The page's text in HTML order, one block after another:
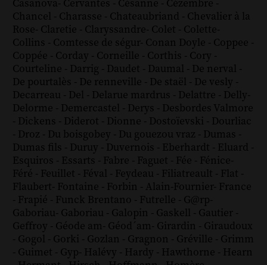
Casanova- Cervantes - Césanne - Cézembre -
Chancel - Charasse - Chateaubriand - Chevalier à la
Rose- Claretie - Claryssandre- Colet - Colette-
Collins - Comtesse de ségur- Conan Doyle - Coppee -
Coppée - Corday - Corneille - Corthis - Cory -
Courteline - Darrig - Daudet - Daumal - De nerval -
De pourtalès - De renneville - De staël - De vesly -
Decarreau - Del - Delarue mardrus - Delattre - Delly-
Delorme - Demercastel - Derys - Desbordes Valmore
- Dickens - Diderot - Dionne - Dostoïevski - Dourliac
- Droz - Du boisgobey - Du gouezou vraz - Dumas -
Dumas fils - Duruy - Duvernois - Eberhardt - Eluard -
Esquiros - Essarts - Fabre - Faguet - Fée - Fénice-
Féré - Feuillet - Féval - Feydeau - Filiatreault - Flat -
Flaubert- Fontaine - Forbin - Alain-Fournier- France
- Frapié - Funck Brentano - Futrelle - G@rp-
Gaboriau- Gaboriau - Galopin - Gaskell - Gautier -
Geffroy - Géode am- Géod´am- Girardin - Giraudoux
- Gogol - Gorki - Gozlan - Gragnon - Gréville - Grimm
- Guimet - Gyp- Halévy - Hardy - Hawthorne - Hearn